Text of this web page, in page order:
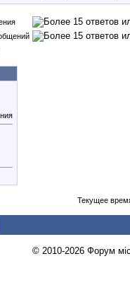
Текущее
© 2010-2026 Форум